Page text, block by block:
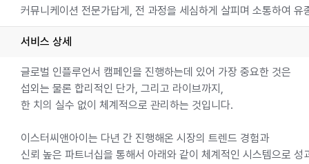
커뮤니케이션 전문가답게, 전 과정을 세심하게 살피며 소통하여
서비스 상세
글로벌 인플루언서 캠페인을 진행하는데 있어 가장 중요한 것은
섭외는 물론 합리적인 단가, 그리고 라이브까지,
한 치의 실수 없이 체계적으로 관리하는 것입니다.
이스터씨앤아이는 다년 간 진행해온 시장의 트렌드 경험과
신뢰 높은 파트너십을 통해서 아래와 같이 체계적인 시스템으로 성